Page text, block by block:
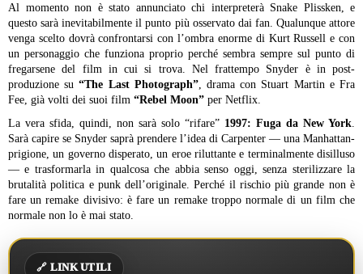
Al momento non è stato annunciato chi interpreterà Snake Plissken, e
questo sarà inevitabilmente il punto più osservato dai fan. Qualunque attore
venga scelto dovrà confrontarsi con l’ombra enorme di Kurt Russell e con
un personaggio che funziona proprio perché sembra sempre sul punto di
fregarsene del film in cui si trova. Nel frattempo Snyder è in post-
produzione su“The Last Photograph”, drama con Stuart Martin e Fra
Fee, già volti dei suoi film “Rebel Moon” per Netflix.
La vera sfida, quindi, non sarà solo “rifare” 1997: Fuga da New York.
Sarà capire se Snyder saprà prendere l’idea di Carpenter — una Manhattan-
prigione, un governo disperato, un eroe riluttante e terminalmente disilluso
— e trasformarla in qualcosa che abbia senso oggi, senza sterilizzare la
brutalità politica e punk dell’originale. Perché il rischio più grande non è
fare un remake divisivo: è fare un remake troppo normale di un film che
normale non lo è mai stato.
🔗 LINK UTILI